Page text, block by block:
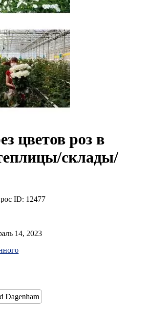
цветов роз в
склады/
ID: 12477
14, 2023
Dagenham